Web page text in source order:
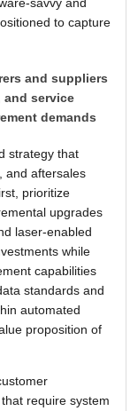
savvy and
to capture
and suppliers
service
demands
strategy that
and aftersales
prioritize
upgrades
laser-enabled
while
capabilities
standards and
automated
proposition of
require system